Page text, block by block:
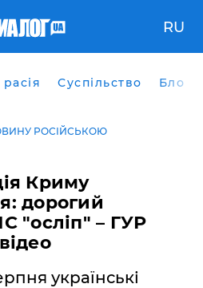
RU
расія Суспільство Блоги
РОСІЙСЬКОЮ
Криму
дорогий
"осліп" – ГУР
українські